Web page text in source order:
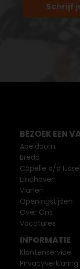
Schrijf
BEZOEK EEN
Apeldoorn
Breda
Capelle a/d IJssel
Eindhoven
Vianen
Openingstijden
Over Ons
Vacatures
INFORMATIE
Klantenservice
Privacyverklaring